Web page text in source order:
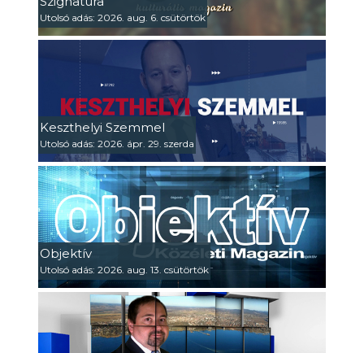
Utolsó adás: 2026. aug. 6. csütörtök
Keszthelyi Szemmel
Utolsó adás: 2026. ápr. 29. szerda
Objektív
Utolsó adás: 2026. aug. 13. csütörtök